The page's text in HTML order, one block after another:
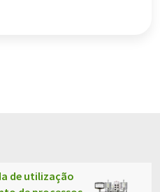
de utilização